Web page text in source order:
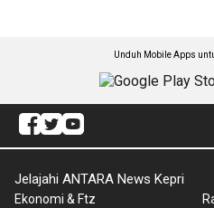
Unduh Mobile Apps
Jelajahi ANTARA News Kepri
Ekonomi & Ftz